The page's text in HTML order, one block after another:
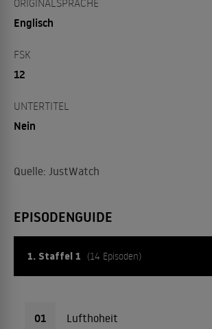
ORIGINALSPRACHE
Englisch
FSK
12
UNTERTITEL
Nein
Quelle: JustWatch
EPISODENGUIDE
1. Staffel 1 (14 Episoden)
01 Lufthoheit